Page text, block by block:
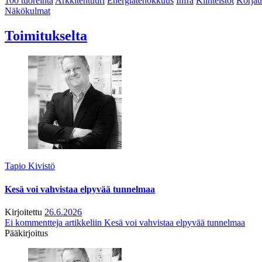
Näkökulmat
Toimitukselta
Tapio Kivistö
Kesä voi vahvistaa elpyvää tunnelmaa
Kirjoitettu 26.6.2026
Ei kommentteja artikkeliin Kesä voi vahvistaa elpyvää tunnelmaa
Pääkirjoitus